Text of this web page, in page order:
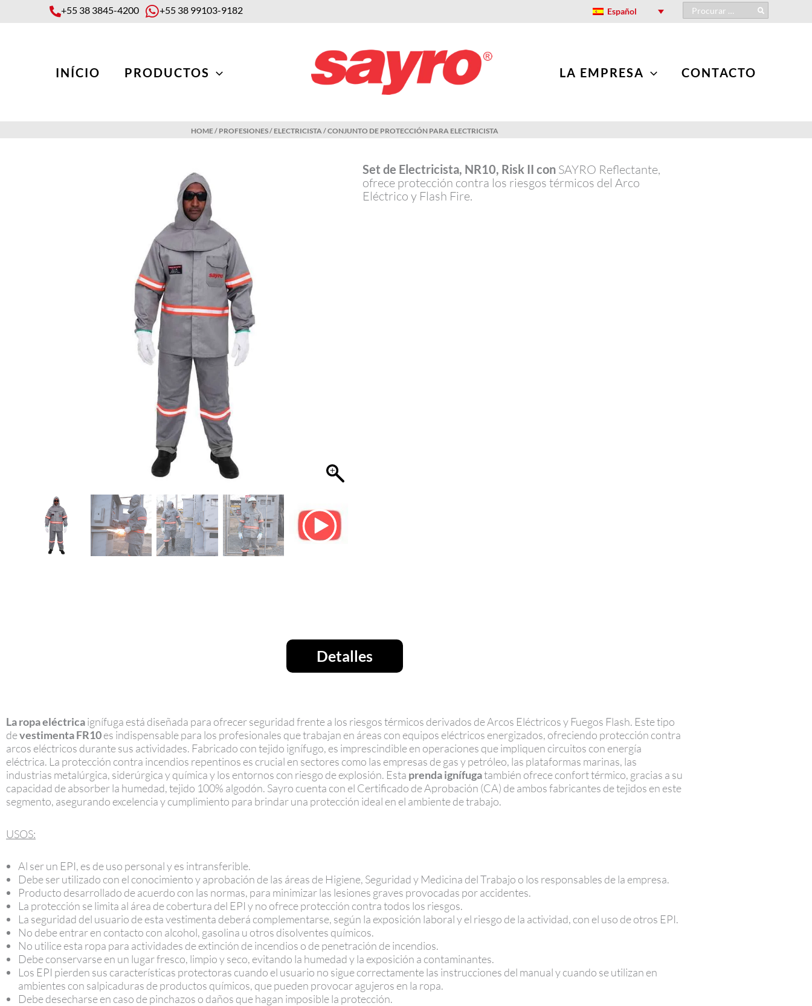
+55 38 3845-4200 +55 38 99103-9182 Español
Search
for:
INÍCIO PRODUCTOS LA EMPRESA CONTACTO
HOME/ PROFESIONES/ ELECTRICISTA/ CONJUNTO DE PROTECCIÓN PARA ELECTRICISTA
Set de Electricista, NR10, Risk II con SAYRO Reflectante,
ofrece protección contra los riesgos térmicos del Arco
Eléctrico y Flash Fire.
Detalles
La ropa eléctricaignífuga está diseñada para ofrecer seguridad frente a los riesgos térmicos derivados de Arcos Eléctricos y Fuegos Flash. Este tipo
devestimenta FR10es indispensable para los profesionales que trabajan en áreas con equipos eléctricos energizados, ofreciendo protección contra
arcos eléctricos durante sus actividades. Fabricado con tejido ignífugo, es imprescindible en operaciones que impliquen circuitos con energía
eléctrica. La protección contra incendios repentinos es crucial en sectores como las empresas de gas y petróleo, las plataformas marinas, las
industrias metalúrgica, siderúrgica y química y los entornos con riesgo de explosión. Esta prenda ignífugatambién ofrece confort térmico, gracias a su
capacidad de absorber la humedad, tejido 100% algodón. Sayro cuenta con el Certificado de Aprobación (CA) de ambos fabricantes de tejidos en este
segmento, asegurando excelencia y cumplimiento para brindar una protección ideal en el ambiente de trabajo.
USOS:
Al ser un EPI, es de uso personal y es intransferible.
Debe ser utilizado con el conocimiento y aprobación de las áreas de Higiene, Seguridad y Medicina del Trabajo o los responsables de la empresa.
Producto desarrollado de acuerdo con las normas, para minimizar las lesiones graves provocadas por accidentes.
La protección se limita al área de cobertura del EPI y no ofrece protección contra todos los riesgos.
La seguridad del usuario de esta vestimenta deberá complementarse, según la exposición laboral y el riesgo de la actividad, con el uso de otros EPI.
No debe entrar en contacto con alcohol, gasolina u otros disolventes químicos.
No utilice esta ropa para actividades de extinción de incendios o de penetración de incendios.
Debe conservarse en un lugar fresco, limpio y seco, evitando la humedad y la exposición a contaminantes.
Los EPI pierden sus características protectoras cuando el usuario no sigue correctamente las instrucciones del manual y cuando se utilizan en
ambientes con salpicaduras de productos químicos, que pueden provocar agujeros en la ropa.
Debe desecharse en caso de pinchazos o daños que hagan imposible la protección.